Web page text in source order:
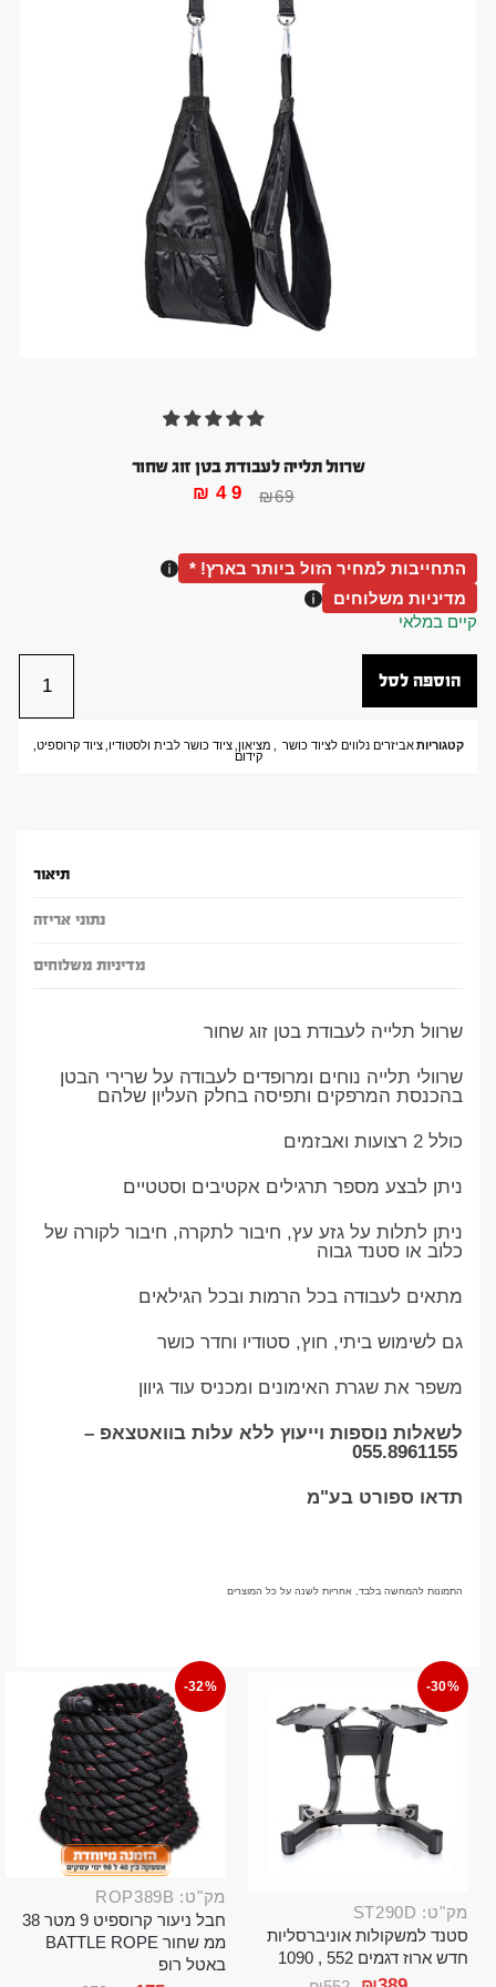
שרוול תלייה לעבודת בטן זוג שחור
₪69
₪ 49
התחייבות למחיר הזול ביותר בארץ! *
מדיניות משלוחים
קיים במלאי
הוספה לסל
קטגוריות אביזרים נלווים לציוד כושר , מציאון,ציוד כושר לבית ולסטודיו,ציוד קרוספיט,
קידום
תיאור
נתוני אריזה
מדיניות משלוחים
שרוול תלייה לעבודת בטן זוג שחור
שרוולי תלייה נוחים ומרופדים לעבודה על שרירי הבטן
בהכנסת המרפקים ותפיסה בחלק העליון שלהם
כולל 2 רצועות ואבזמים
ניתן לבצע מספר תרגילים אקטיבים וסטטיים
ניתן לתלות על גזע עץ, חיבור לתקרה, חיבור לקורה של
כלוב או סטנד גבוה
מתאים לעבודה בכל הרמות ובכל הגילאים
גם לשימוש ביתי, חוץ, סטודיו וחדר כושר
משפר את שגרת האימונים ומכניס עוד גיוון
לשאלות נוספות וייעוץ ללא עלות בוואטצאפ –
055.8961155
תדאו ספורט בע"מ
התמונות להמחשה בלבד, אחריות לשנה על כל המוצרים
-30%
מק"ט: ST290D
סטנד למשקולות אוניברסליות
חדש ארוז דגמים 552 , 1090
-32%
מק"ט: ROP389B
חבל ניעור קרוספיט 9 מטר 38
ממ שחור BATTLE ROPE
באטל רופ